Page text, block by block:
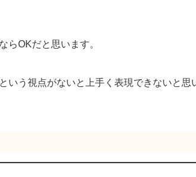
らOKだと思います。
いう視点がないと上手く表現できないと思